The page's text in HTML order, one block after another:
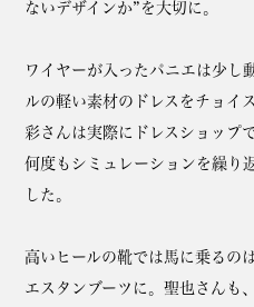
ないデザインか”を大切に。
ワイヤーが入ったパニエは少し
ルの軽い素材のドレスをチョイス
彩さんは実際にドレスショップ
何度もシミュレーションを繰り
した。
高いヒールの靴では馬に乗るの
エスタンブーツに。聖也さんも